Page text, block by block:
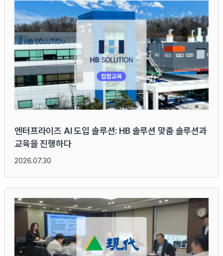
엔터프라이즈 AI 도입 솔루션: HB 솔루션 맞춤 솔루션과
교육을 진행하다
2026.07.30